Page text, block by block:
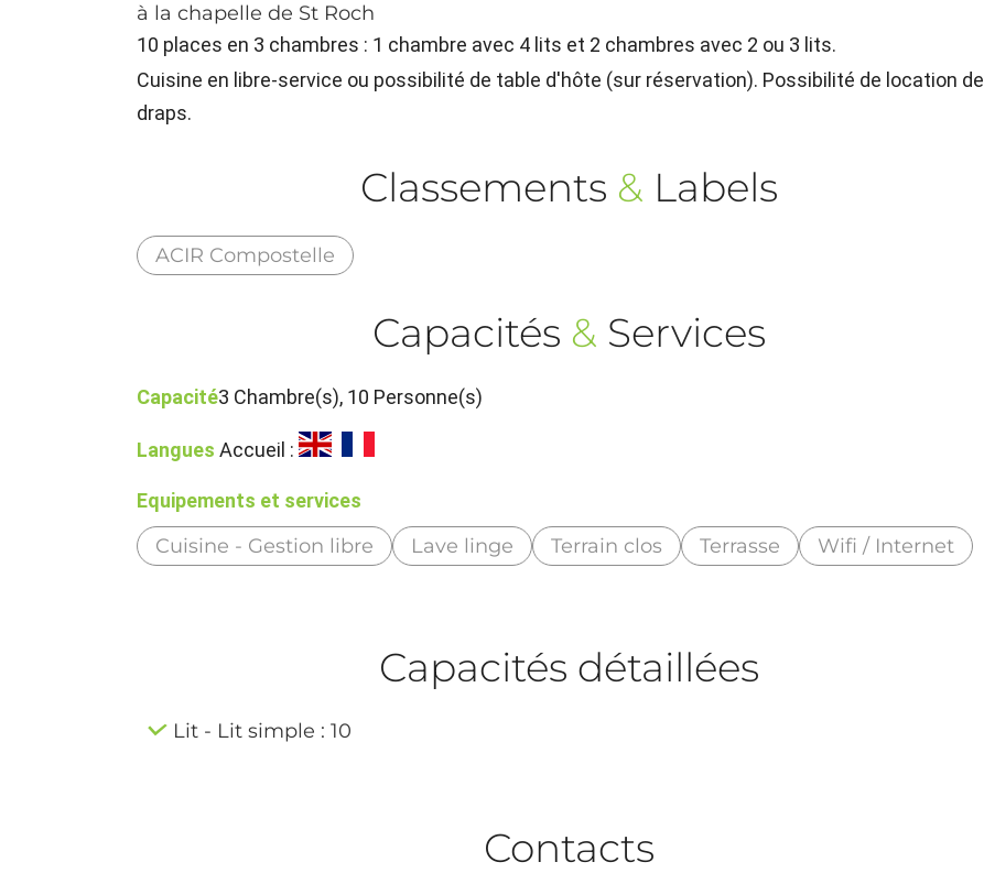
à la chapelle de St Roch
10 places en 3 chambres : 1 chambre avec 4 lits et 2 chambres avec 2 ou 3 lits.
Cuisine en libre-service ou possibilité de table d'hôte (sur réservation). Possibilité de location de
draps.
Classements & Labels
ACIR Compostelle
Capacités & Services
Capacité3 Chambre(s), 10 Personne(s)
Langues Accueil :
Equipements et services
Cuisine - Gestion libre Lave linge Terrain clos Terrasse Wifi / Internet
Capacités détaillées
Lit - Lit simple : 10
Contacts